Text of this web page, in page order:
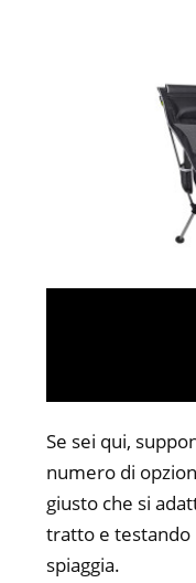
Se sei qui,
numero di
giusto che si
tratto e testando
spiaggia.